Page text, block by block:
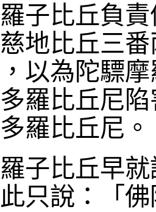
子比丘負
地比丘三
以為陀驃
羅比丘尼
羅比丘尼。
子比丘早
只說：「